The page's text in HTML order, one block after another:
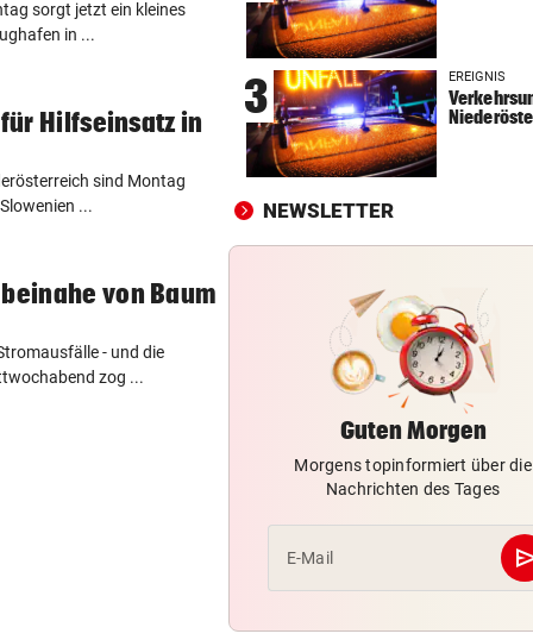
sorgt jetzt ein kleines
in ...
Hilfseinsatz in
sind Montag
...
von Baum
- und die
zog ...
60 MILLIONEN € SCHADEN
Warten auf Hitze-Hilfen der
Regierung geht weiter
42,2 GRAD!
Auch in der Slowakei neuer
WAS FÜR EINE KLATSCHE! vor
hart ins Gericht
3 EREIGNIS
NEWSLETTER
Guten Morgen
Morgens topinformiert über die
Nachrichten des Tages
E-Mail